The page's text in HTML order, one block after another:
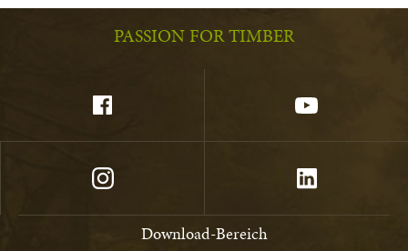
PASSION FOR TIMBER
Download-Bereich